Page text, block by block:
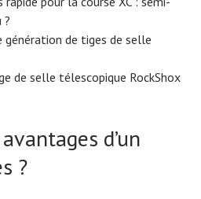
?
génération de tiges de selle
de selle télescopique RockShox
d’un
?